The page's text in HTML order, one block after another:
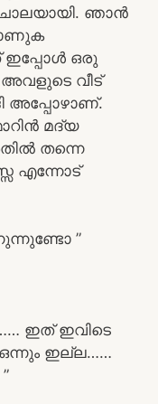
ഞാൻ
ഒരു
വീട്
അപ്പോഴാണ്.
മദ്യ
തന്നെ
എന്നോട്
”
ഇത്‌ ഇവിടെ
ഒന്നും ഇല്ല……